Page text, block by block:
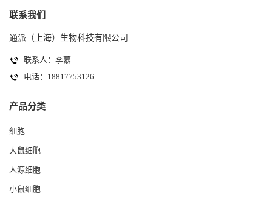
联系我们
通派（上海）生物科技有限公司
联系人：李慕
电话：18817753126
产品分类
细胞
大鼠细胞
人源细胞
小鼠细胞